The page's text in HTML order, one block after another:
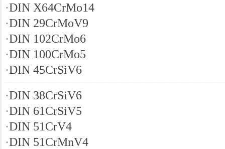
·DIN X64CrMo14
·DIN 29CrMoV9
·DIN 102CrMo6
·DIN 100CrMo5
·DIN 45CrSiV6
·DIN 38CrSiV6
·DIN 61CrSiV5
·DIN 51CrV4
·DIN 51CrMnV4